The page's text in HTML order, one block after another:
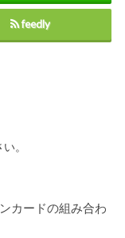
feedly
。
カードの組み合わ